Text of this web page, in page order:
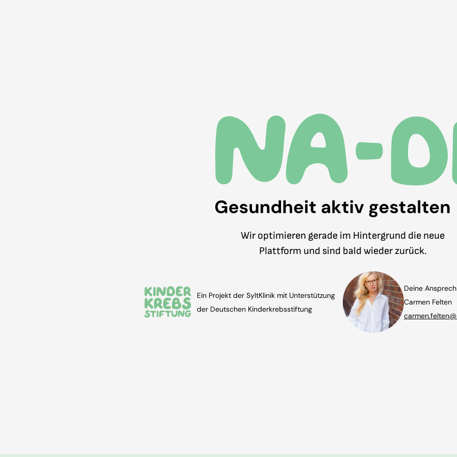
Wir optimieren gerade im Hintergrund die neue
Plattform und sind bald wieder zurück.
Ein Projekt der SyltKlinik mit Unterstützung
der Deutschen Kinderkrebsstiftung
Deine
Carmen Felten